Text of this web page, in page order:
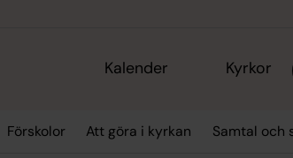
Kalender Kyrkor
Förskolor Att göra i kyrkan Samtal och